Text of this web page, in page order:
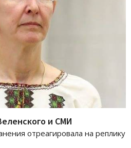
и СМИ
отреагировала на реплику